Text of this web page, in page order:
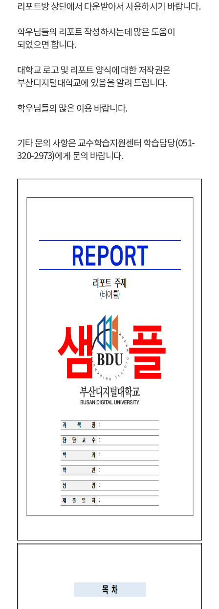
리포트방 상단에서 다운받아서 사용하시기 바랍니다.
학우님들의 리포트 작성하시는데 많은 도움이
되었으면 합니다.
대학교 로고 및 리포트 양식에 대한 저작권은
부산디지털대학교에 있음을 알려 드립니다.
학우님들의 많은 이용 바랍니다.
기타 문의 사항은 교수학습지원센터 학습담당(051-
320-2973)에게 문의 바랍니다.